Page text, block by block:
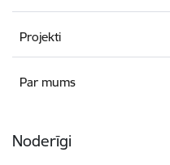
Projekti
Par mums
Noderīgi